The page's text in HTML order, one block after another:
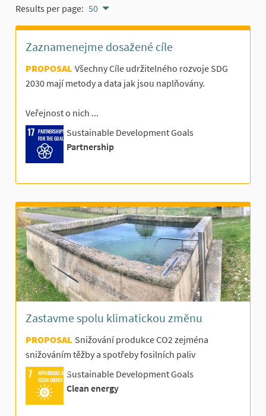
Results per page: 50
Zaznamenejme dosažené cíle
PROPOSAL Všechny Cíle udržitelného rozvoje SDG
2030 mají metody a data jak jsou naplňovány.
Veřejnost o nich ...
PARTNERSHIPS
FOR THE GOALS
Sustainable Development Goals
Partnership
Zastavme spolu klimatickou změnu
PROPOSAL Snižování produkce CO2 zejména
snižováním těžby a spotřeby fosilních paliv
AFFORDABLE AND
CLEAN ENERGY
Sustainable Development Goals
Clean energy